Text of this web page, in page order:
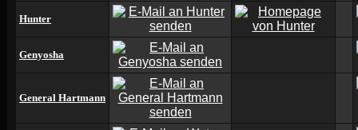
Hunter
Genyosha
General Hartmann